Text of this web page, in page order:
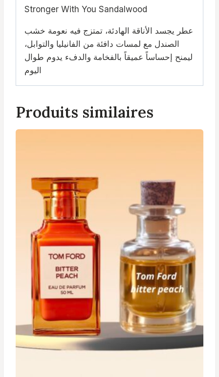
Stronger With You Sandalwood
عطر يجسد الأناقة الهادئة، تمتزج فيه نعومة خشب
الصندل مع لمسات دافئة من الفانيليا والتوابل،
ليمنح إحساساً عميقاً بالفخامة والدفء يدوم طوال
اليوم
Produits similaires